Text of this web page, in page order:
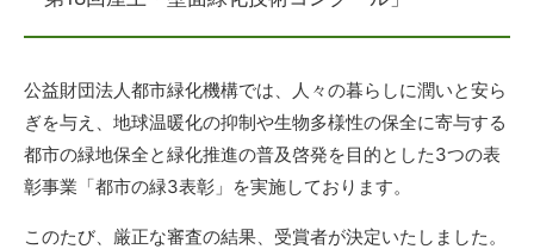
公益財団法人都市緑化機構では、人々の暮らしに潤いと安ら
ぎを与え、地球温暖化の抑制や生物多様性の保全に寄与する
都市の緑地保全と緑化推進の普及啓発を目的とした3つの表
彰事業「都市の緑3表彰」を実施しております。
このたび、厳正な審査の結果、受賞者が決定いたしました。